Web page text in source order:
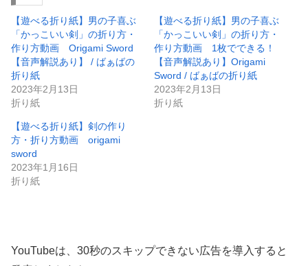
【遊べる折り紙】男の子喜ぶ
「かっこいい剣」の折り方・
作り方動画 Origami Sword
【音声解説あり】 / ばぁばの
折り紙
2023年2月13日
折り紙
【遊べる折り紙】男の子喜ぶ
「かっこいい剣」の折り方・
作り方動画 1枚でできる！
【音声解説あり】Origami
Sword / ばぁばの折り紙
2023年2月13日
折り紙
【遊べる折り紙】剣の作り
方・折り方動画 origami
sword
2023年1月16日
折り紙
YouTubeは、30秒のスキップできない広告を導入すると